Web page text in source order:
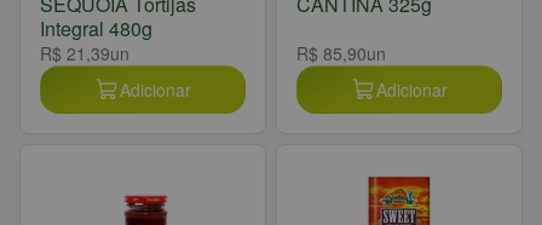
Integral 480g
R$ 21,39un
Adicionar
R$ 85,90un
Adicionar